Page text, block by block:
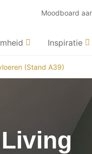
Moodboard
Inspiratie
(Stand A39)